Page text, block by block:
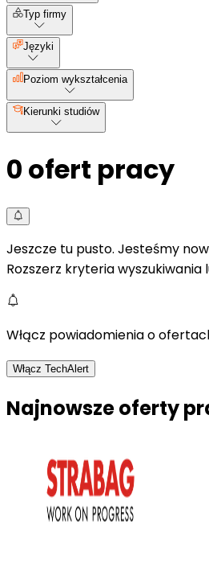
Typ firmy
Języki
Poziom wykształcenia
Kierunki studiów
0 ofert pracy
Jeszcze tu pusto. Jesteśmy
Rozszerz kryteria
Włącz powiadomienia o
Włącz TechAlert
Najnowsze oferty